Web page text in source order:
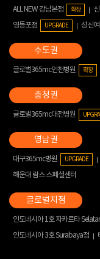
ALL NEW 강남본점 확장
영등포점
UPGRADE 성신
글로벌365mc인천병원 확장
글로벌365mc대전병원
대구365mc병원 UPGRADE
해운대 람스 스페셜센터
인도네시아 1호 자카르타
인도네시아 3호 Surabaya점